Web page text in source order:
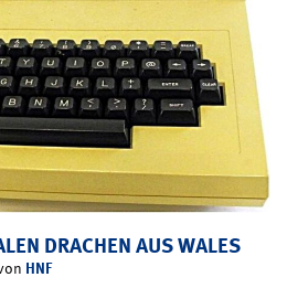
DRACHEN AUS WALES
HNF